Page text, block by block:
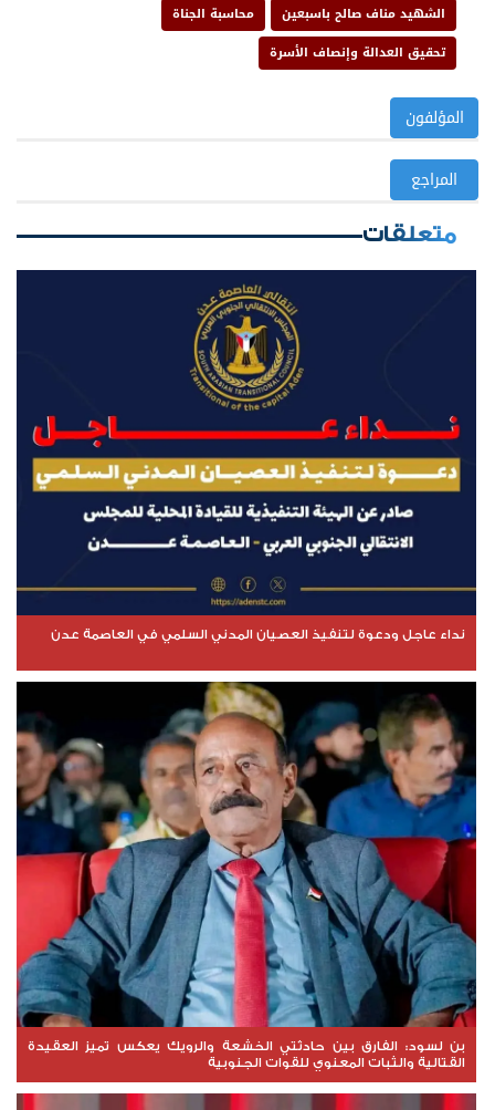
الشهيد مناف صالح باسبعين
محاسبة الجناة
تحقيق العدالة وإنصاف الأسرة
المؤلفون
المراجع
متعلقات
نداء عاجل ودعوة لتنفيذ العصيان المدني السلمي في العاصمة عدن
بن لسود: الفارق بين حادثتي الخشعة والرويك يعكس تميز العقيدة
القتالية والثبات المعنوي للقوات الجنوبية